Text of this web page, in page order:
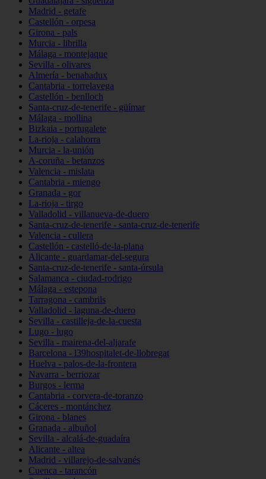
Madrid - getafe
Castellón - orpesa
Girona - pals
Murcia - librilla
Málaga - montejaque
Sevilla - olivares
Almería - benahadux
Cantabria - torrelavega
Castellón - benlloch
Santa-cruz-de-tenerife - güímar
Málaga - mollina
Bizkaia - portugalete
La-rioja - calahorra
Murcia - la-unión
A-coruña - betanzos
Valencia - mislata
Cantabria - miengo
Granada - gor
La-rioja - tirgo
Valladolid - villanueva-de-duero
Santa-cruz-de-tenerife - santa-cruz-de-tenerife
Valencia - cullera
Castellón - castelló-de-la-plana
Alicante - guardamar-del-segura
Santa-cruz-de-tenerife - santa-úrsula
Salamanca - ciudad-rodrigo
Málaga - estepona
Tarragona - cambrils
Valladolid - laguna-de-duero
Sevilla - castilleja-de-la-cuesta
Lugo - lugo
Sevilla - mairena-del-aljarafe
Barcelona - l39hospitalet-de-llobregat
Huelva - palos-de-la-frontera
Navarra - berriozar
Burgos - lerma
Cantabria - corvera-de-toranzo
Cáceres - montánchez
Girona - blanes
Granada - albuñol
Sevilla - alcalá-de-guadaíra
Alicante - altea
Madrid - villarejo-de-salvanés
Cuenca - tarancón